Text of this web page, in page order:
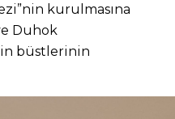
kurulmasına
Duhok
büstlerinin